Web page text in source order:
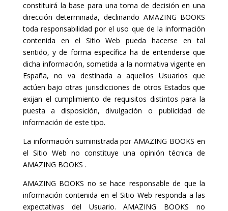
constituirá la base para una toma de decisión en una
dirección determinada, declinando AMAZING BOOKS
toda responsabilidad por el uso que de la información
contenida en el Sitio Web pueda hacerse en tal
sentido, y de forma específica ha de entenderse que
dicha información, sometida a la normativa vigente en
España, no va destinada a aquellos Usuarios que
actúen bajo otras jurisdicciones de otros Estados que
exijan el cumplimiento de requisitos distintos para la
puesta a disposición, divulgación o publicidad de
información de este tipo.
La información suministrada por AMAZING BOOKS en
el Sitio Web no constituye una opinión técnica de
AMAZING BOOKS .
AMAZING BOOKS no se hace responsable de que la
información contenida en el Sitio Web responda a las
expectativas del Usuario. AMAZING BOOKS no